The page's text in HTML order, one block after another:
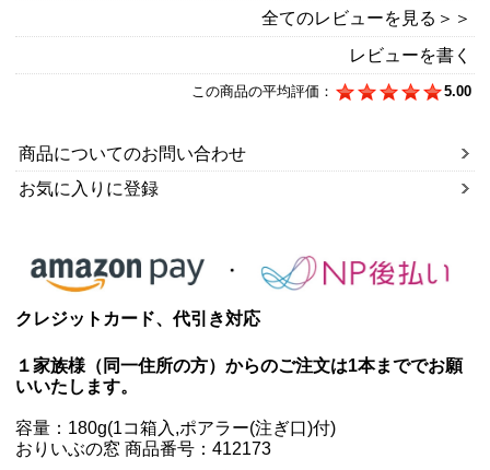
全てのレビューを見る＞＞
レビューを書く
この商品の平均評価： 5.00
商品についてのお問い合わせ
お気に入りに登録
クレジットカード、代引き対応
１家族様（同一住所の方）からのご注文は1本まででお願
いいたします。
容量：180g(1コ箱入,ポアラー(注ぎ口)付)
おりいぶの窓 商品番号：412173